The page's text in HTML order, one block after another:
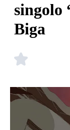
singolo
Biga